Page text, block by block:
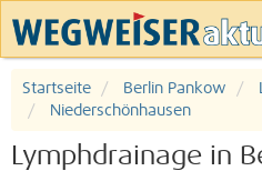
Startseite Berlin Pankow
Niederschönhausen
Lymphdrainage in